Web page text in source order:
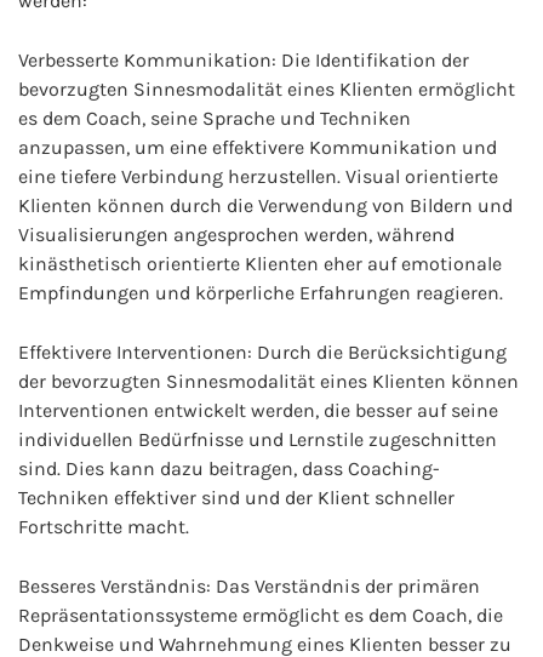
Verbesserte Kommunikation: Die Identifikation der
bevorzugten Sinnesmodalität eines Klienten ermöglicht
es dem Coach, seine Sprache und Techniken
anzupassen, um eine effektivere Kommunikation und
eine tiefere Verbindung herzustellen. Visual orientierte
Klienten können durch die Verwendung von Bildern und
Visualisierungen angesprochen werden, während
kinästhetisch orientierte Klienten eher auf emotionale
Empfindungen und körperliche Erfahrungen reagieren.
Effektivere Interventionen: Durch die Berücksichtigung
der bevorzugten Sinnesmodalität eines Klienten können
Interventionen entwickelt werden, die besser auf seine
individuellen Bedürfnisse und Lernstile zugeschnitten
sind. Dies kann dazu beitragen, dass Coaching-
Techniken effektiver sind und der Klient schneller
Fortschritte macht.
Besseres Verständnis: Das Verständnis der primären
Repräsentationssysteme ermöglicht es dem Coach, die
Denkweise und Wahrnehmung eines Klienten besser zu